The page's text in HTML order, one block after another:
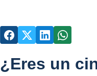
¿Eres un